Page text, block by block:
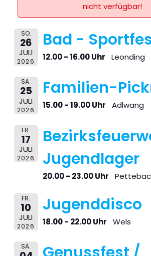
nicht verfügbar!
SO.
26
JULI
2026
Bad -
12.00 - 16.00 Uhr Leonding
SA.
25
JULI
2026
Familien-
15.00 - 19.00 Uhr Adlwang
FR.
17
JULI
2026
Jugendlager
20.00 - 23.00 Uhr
FR.
10
JULI
2026
Jugenddisco
18.00 - 22.00 Uhr Wels
SA.